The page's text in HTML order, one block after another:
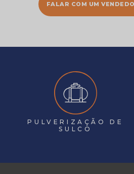
FALAR COM UM
PULVERIZAÇÃO DE
SULCO